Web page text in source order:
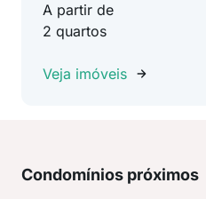
A partir de
2 quartos
Veja imóveis
Condomínios próximos